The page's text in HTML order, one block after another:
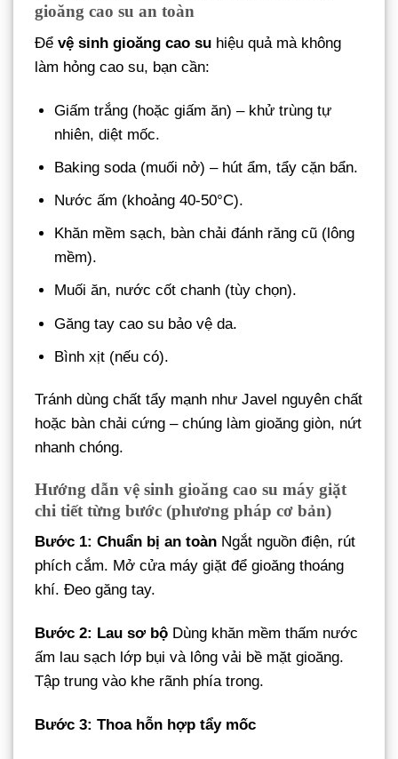
gioăng cao su an toàn
Để vệ sinh gioăng cao su hiệu quả mà không
làm hỏng cao su, bạn cần:
Giấm trắng (hoặc giấm ăn) – khử trùng tự
nhiên, diệt mốc.
Baking soda (muối nở) – hút ẩm, tẩy cặn bẩn.
Nước ấm (khoảng 40-50°C).
Khăn mềm sạch, bàn chải đánh răng cũ (lông
mềm).
Muối ăn, nước cốt chanh (tùy chọn).
Găng tay cao su bảo vệ da.
Bình xịt (nếu có).
Tránh dùng chất tẩy mạnh như Javel nguyên chất
hoặc bàn chải cứng – chúng làm gioăng giòn, nứt
nhanh chóng.
Hướng dẫn vệ sinh gioăng cao su máy giặt
chi tiết từng bước (phương pháp cơ bản)
Bước 1: Chuẩn bị an toàn Ngắt nguồn điện, rút
phích cắm. Mở cửa máy giặt để gioăng thoáng
khí. Đeo găng tay.
Bước 2: Lau sơ bộ Dùng khăn mềm thấm nước
ấm lau sạch lớp bụi và lông vải bề mặt gioăng.
Tập trung vào khe rãnh phía trong.
Bước 3: Thoa hỗn hợp tẩy mốc